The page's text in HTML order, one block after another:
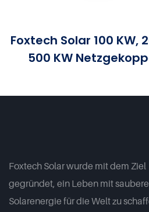
Foxtech Solar 100 KW,
500 KW
Solardachprojekt
Foxtech Solar wurde mit dem Ziel
gegründet, ein Leben mit
Solarenergie für die Welt zu